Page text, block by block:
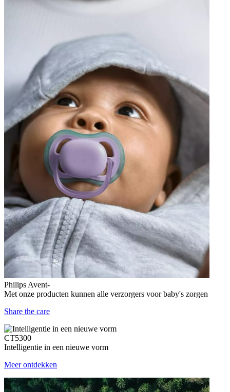
Philips Avent-
Met onze producten kunnen alle verzorgers voor baby's zorgen
Share the care
CT5300
Intelligentie in een nieuwe vorm
Meer ontdekken